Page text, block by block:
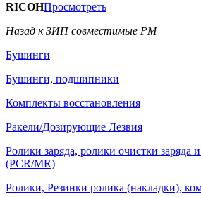
RICOHПросмотреть
Назад к ЗИП совместимые РМ
Бушинги
Бушинги, подшипники
Комплекты восстановления
Ракели/Дозирующие Лезвия
Ролики заряда, ролики очистки заряда
(PCR/MR)
Ролики, Резинки ролика (накладки),